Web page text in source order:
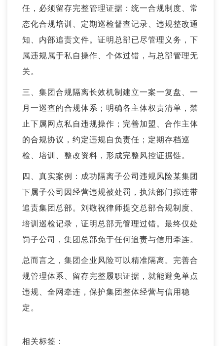
任，必须留存完整管理证据：统一合规制度、常
态化合规培训、定期巡检督查记录、违规整改通
知、内部追责文件。证明总部已尽管理义务，下
属违规属于私自操作、个体过错，与总部管理无
关。
三、集团合规隔离长效机制建立一案一复盘、一
月一巡查的合规体系；明确各主体权责清单，禁
止下属网点私自违规操作；完善加盟、合作主体
的合规协议，约定违规自负责任；定期存档巡
检、培训、整改资料，形成完整风控证据链。
四、真实案例：成功隔离子公司违规风险某集团
下属子公司因经营违规被处罚，执法部门拟连带
追责集团总部。刘敬祝律师提交总部合规制度、
培训巡检记录，证明总部无管理过错。最终仅处
罚子公司，集团总部免于任何追责与信用牵连。
总而言之，集团企业风险可以精准隔离。完善合
规管理体系、留存完整履职证据，就能避免单点
违规、全网牵连，保护集团整体经营与信用稳
定。
相关标签：